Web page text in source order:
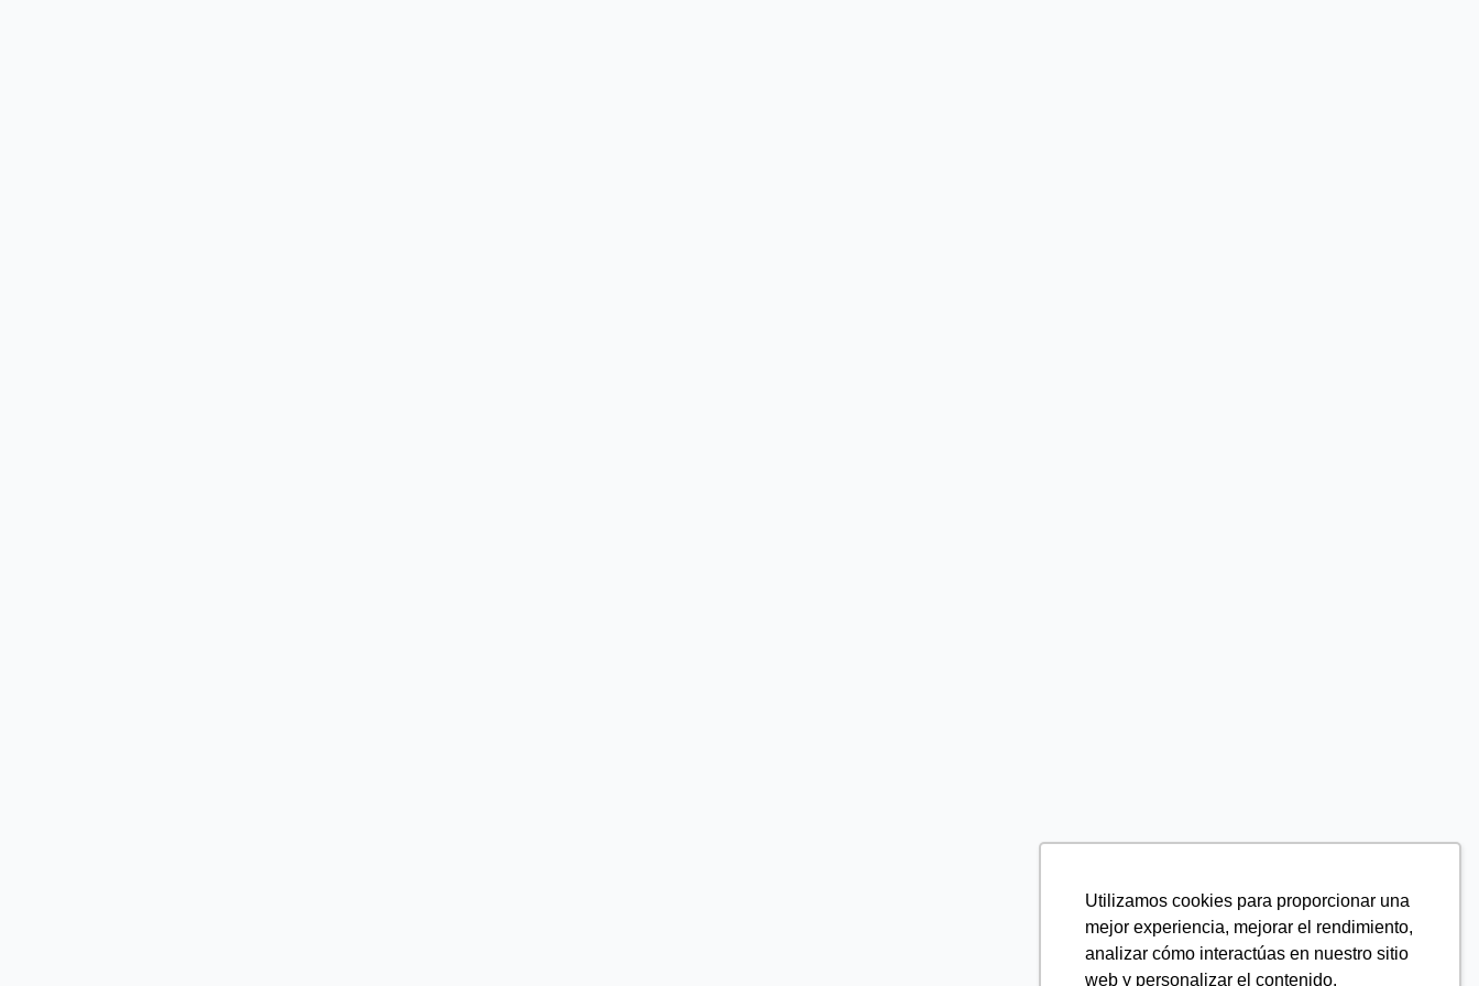
Utilizamos cookies para proporcionar una
mejor experiencia, mejorar el rendimiento,
analizar cómo interactúas en nuestro sitio
web y personalizar el contenido.